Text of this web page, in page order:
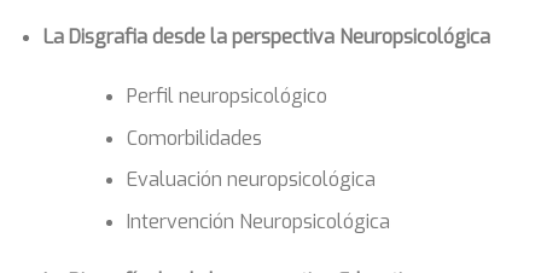
La Disgrafia desde la perspectiva Neuropsicológica
Perfil neuropsicológico
Comorbilidades
Evaluación neuropsicológica
Intervención Neuropsicológica